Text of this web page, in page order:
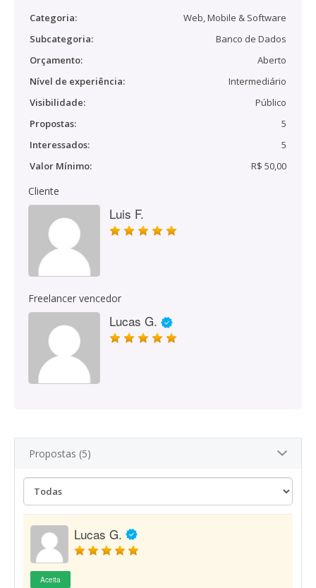
Categoria:
Web, Mobile & Software
Subcategoria:
Banco de Dados
Orçamento:
Aberto
Nível de experiência:
Intermediário
Visibilidade:
Público
Propostas:
5
Interessados:
5
Valor Mínimo:
R$ 50,00
Cliente
Luis F.
Freelancer vencedor
Lucas G.
Propostas (5)
Lucas G.
Aceita